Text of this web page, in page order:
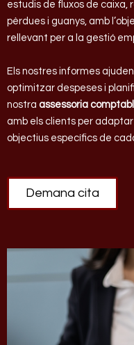
estudis de fluxos de caixa,
pèrdues i guanys, amb
rellevant per a la gestió
Els nostres informes
optimitzar despeses i
nostra assessoria
amb els clients per
objectius específics de
Demana cita